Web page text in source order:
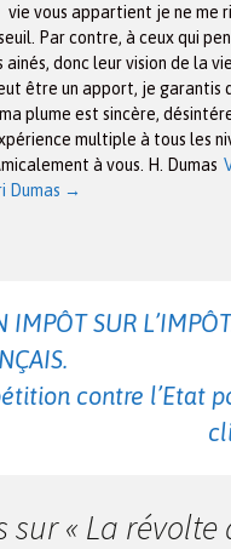
vie vous appartient je ne me
Par contre, à ceux qui
ainés, donc leur vision de la
être un apport, je garantis
plume est sincère,
multiple à tous les
à vous. H. Dumas
Dumas →
IMPÔT SUR
contre l’Etat
sur « La révolte